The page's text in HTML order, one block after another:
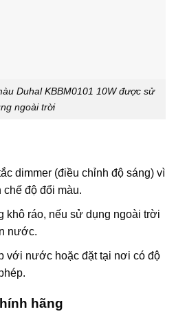
Duhal KBBM0101 10W được sử
ngoài trời
dimmer (điều chỉnh độ sáng) vì
độ đổi màu.
khô ráo, nếu sử dụng ngoài trời
nước.
với nước hoặc đặt tại nơi có độ
hãng